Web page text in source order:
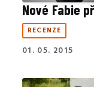
Nové Fabie
RECENZE
01. 05. 2015